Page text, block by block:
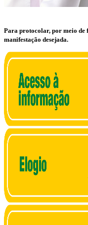
Para protocolar, por meio
manifestação desejada.